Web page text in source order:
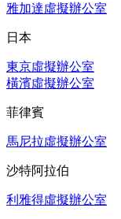
雅加達虛擬辦公室
日本
東京虛擬辦公室
橫濱虛擬辦公室
菲律賓
馬尼拉虛擬辦公室
沙特阿拉伯
利雅得虛擬辦公室